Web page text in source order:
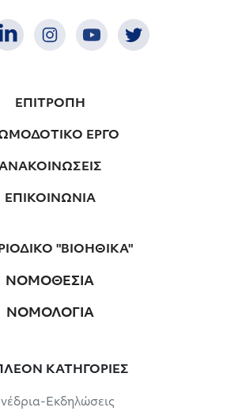
ΕΠΙΤΡΟΠΗ
ΕΡΓΟ
ΕΠΙΚΟΙΝΩΝΙΑ
"ΒΙΟΗΘΙΚΑ"
ΝΟΜΟΘΕΣΙΑ
ΝΟΜΟΛΟΓΙΑ
ΚΑΤΗΓΟΡΙΕΣ
Εκδηλώσεις